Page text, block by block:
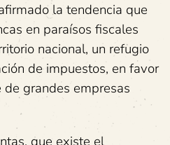
la tendencia que
en paraísos fiscales
nacional, un refugio
de impuestos, en favor
grandes empresas